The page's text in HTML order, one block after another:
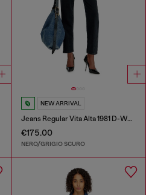
NEW ARRIVAL
Jeans Regular Vita Alta 1981 D-Went
€175.00
NERO/GRIGIO SCURO